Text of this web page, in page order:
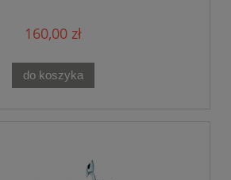
160,00 zł
do koszyka